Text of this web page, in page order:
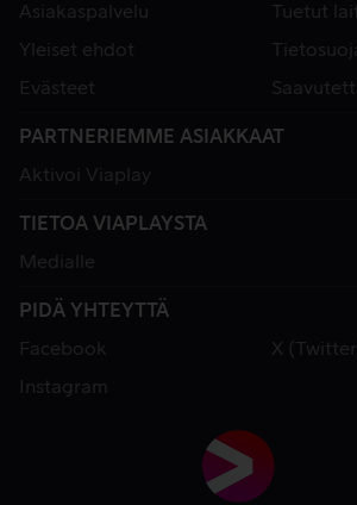
Asiakaspalvelu
Tuetut
Yleiset ehdot
Evästeet
PARTNERIEMME ASIAKKAAT
Aktivoi Viaplay
TIETOA VIAPLAYSTA
Medialle
PIDÄ YHTEYTTÄ
Facebook
X
Instagram